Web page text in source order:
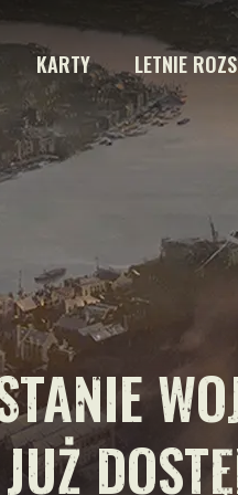
KARTY LETNIE